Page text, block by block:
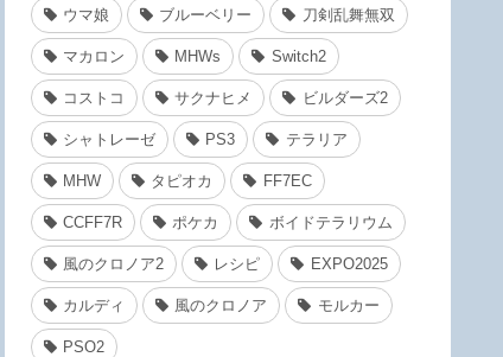
ウマ娘 ブルーベリー 刀剣乱舞無双
マカロン MHWs Switch2
コストコ サクナヒメ ビルダーズ2
シャトレーゼ PS3 テラリア
MHW タピオカ FF7EC
CCFF7R ポケカ ボイドテラリウム
風のクロノア2 レシピ EXPO2025
カルディ 風のクロノア モルカー
PSO2